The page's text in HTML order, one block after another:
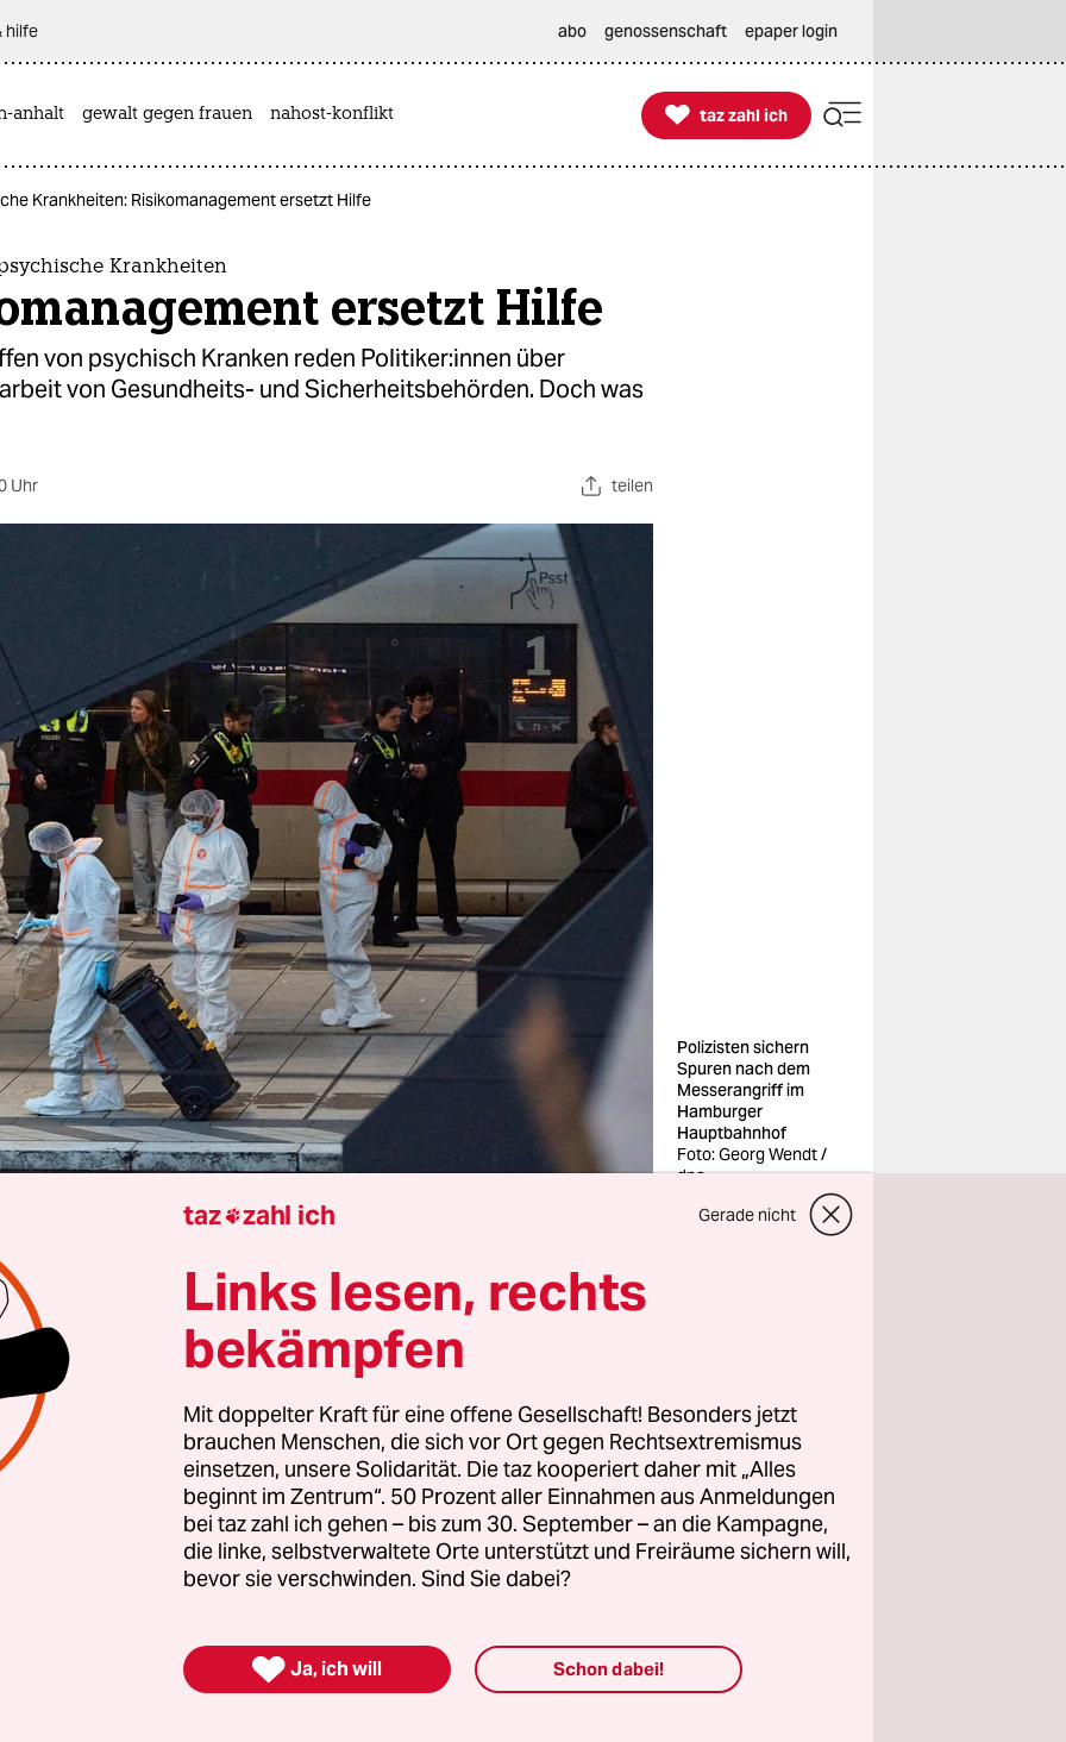
hilfe abo genossenschaft epaper login
anhalt gewalt gegen frauen nahost-konflikt 
taz zahl ich
taz zahl ich
Krankheiten: Risikomanagement ersetzt Hilfe
Krankheiten
ersetzt Hilfe
von psychisch Kranken reden Po­li­ti­ke­r:in­nen über
von Gesundheits- und Sicherheitsbehörden. Doch was
Uhr teilen
Polizisten sichern
Spuren nach dem
Messerangriff im
Hamburger
Hauptbahnhof
Foto: Georg Wendt /
dpa
Eiken Bruhn
hat vor dem Landgericht Bremen der Prozess gegen eine
die an Heiligabend 2024 in der Bremer
20 Jahre ältere Zimmernachbarin getötet haben soll.
drückte die Frau ihrer Mitpatientin zunächst ein Kissen
und würgte sie, bis sie starb. Die Schuldfähigkeit der
soll bei der Tat unter anderem aufgrund einer akuten
Störung erheblich vermindert gewesen sein. Daher
Das ist die Haftanstalt für psychisch Kranke.
taz zahl ich Gerade nicht
Links lesen, rechts
bekämpfen
Mit doppelter Kraft für eine offene Gesellschaft! Besonders jetzt
brauchen Menschen, die sich vor Ort gegen Rechtsextremismus
einsetzen, unsere Solidarität. Die taz kooperiert daher mit „Alles
beginnt im Zentrum“. 50 Prozent aller Einnahmen aus Anmeldungen
bei taz zahl ich gehen – bis zum 30. September – an die Kampagne,
die linke, selbstverwaltete Orte unterstützt und Freiräume sichern will,
bevor sie verschwinden. Sind Sie dabei?
 Ja, ich will Schon dabei!